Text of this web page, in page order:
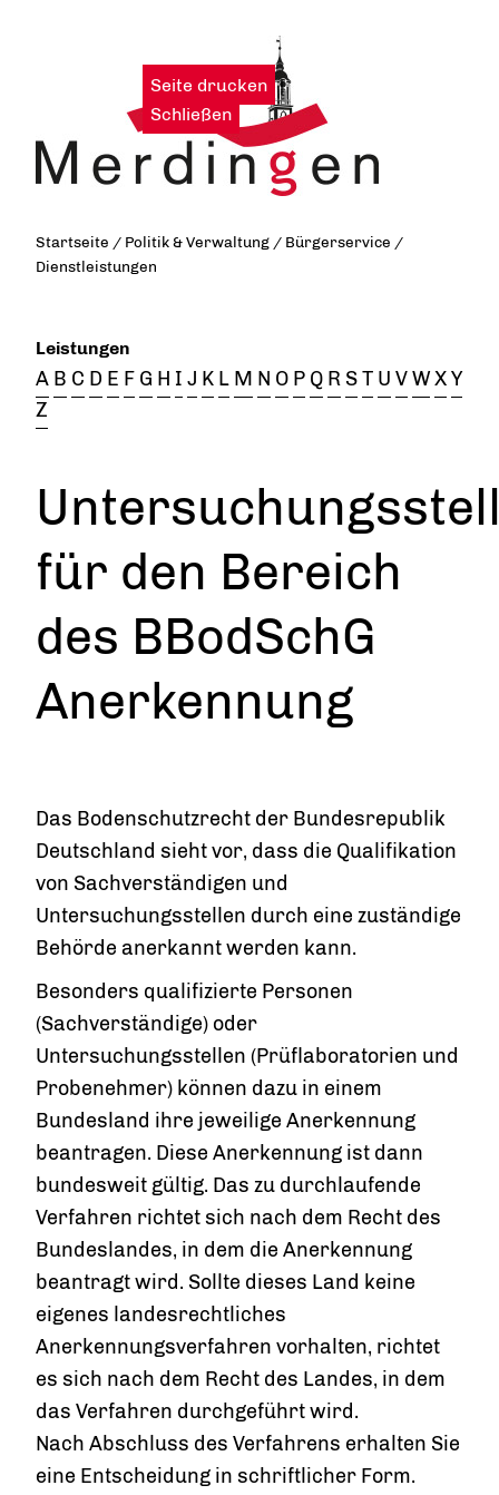
Seite drucken |
Schließen
Startseite / Politik & Verwaltung / Bürgerservice /
Dienstleistungen
Leistungen
A B C D E F G H I J K L M N O P Q R ST U VWXY
Z
für den Bereich
des BBodSchG
Anerkennung
Das Bodenschutzrecht der Bundesrepublik
Deutschland sieht vor, dass die Qualifikation
von Sachverständigen und
Untersuchungsstellen durch eine zuständige
Behörde anerkannt werden kann.
Besonders qualifizierte Personen
(Sachverständige) oder
Untersuchungsstellen (Prüflaboratorien und
Probenehmer) können dazu in einem
Bundesland ihre jeweilige Anerkennung
beantragen. Diese Anerkennung ist dann
bundesweit gültig. Das zu durchlaufende
Verfahren richtet sich nach dem Recht des
Bundeslandes, in dem die Anerkennung
beantragt wird. Sollte dieses Land keine
eigenes landesrechtliches
Anerkennungsverfahren vorhalten, richtet
es sich nach dem Recht des Landes, in dem
das Verfahren durchgeführt wird.
Nach Abschluss des Verfahrens erhalten Sie
eine Entscheidung in schriftlicher Form.